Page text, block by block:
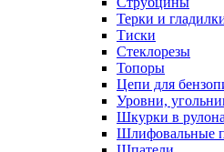
Терки и
Тиски
Стеклорезы
Топоры
Цепи для
Уровни,
Шкурки в
Шлифовальные